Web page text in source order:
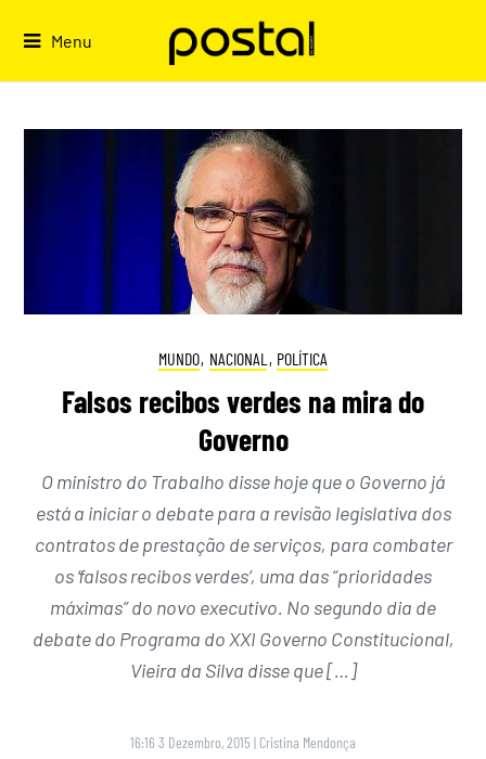
Menu
MUNDO, NACIONAL , POLÍTICA
Falsos recibos verdes na mira do
Governo
O ministro do Trabalho disse hoje que o Governo já
está a iniciar o debate para a revisão legislativa dos
contratos de prestação de serviços, para combater
os ‘falsos recibos verdes’, uma das “prioridades
máximas” do novo executivo. No segundo dia de
debate do Programa do XXI Governo Constitucional,
Vieira da Silva disse que […]
16:16 3 Dezembro, 2015 | Cristina Mendonça